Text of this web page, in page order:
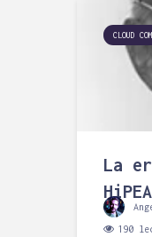
CLOUD
La
190